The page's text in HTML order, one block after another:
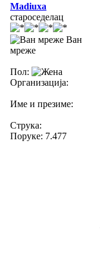
Madiuxa
староседелац
Ван
мреже
Пол:
Организација:
Име и презиме:
Струка:
Поруке: 7.477